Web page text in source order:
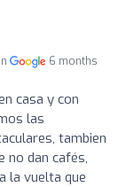
6 months
casa y con
las
tambien
no dan cafés,
la vuelta que